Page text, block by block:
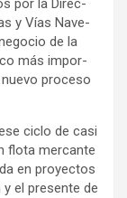
por la Direc­
y Vías Nave­
de la
más impor­
pro­ceso
ciclo de casi
flota mer­cante
en pro­yec­tos
el pre­sente de